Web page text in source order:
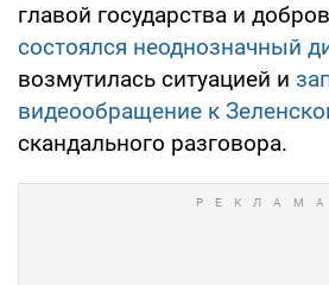
главой государства и
состоялся неоднозначный
возмутилась ситуацией и
видеообращение к
скандального разговора.